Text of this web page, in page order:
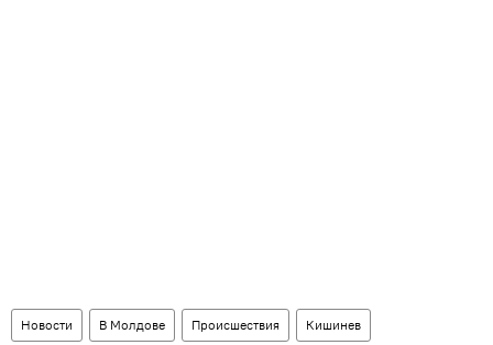
Новости В Молдове Происшествия Кишинев